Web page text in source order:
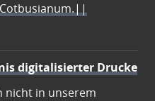
digitalisierter Drucke
nicht in unserem